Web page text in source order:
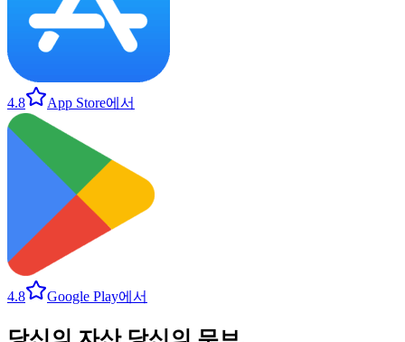
4.8 App Store에서
4.8 Google Play에서